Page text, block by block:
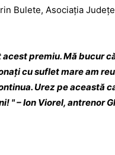
Bulete, Asociaţia
premiu. Mă bucur
cu suflet mare am
Urez pe această
" – Ion Viorel, antrenor